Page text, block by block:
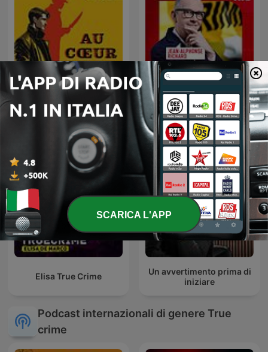
Au Coeur du Crime L'Heure Du Crime
Elisa True Crime
Un avvertimento prima di
iniziare
Podcast internazionali di genere True
crime
SCARICA L'APP